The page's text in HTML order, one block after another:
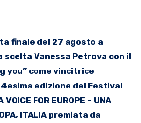
scelta Vanessa Petrova con il
you” come vincitrice
edizione del Festival
FOR EUROPE – UNA
ITALIA premiata da